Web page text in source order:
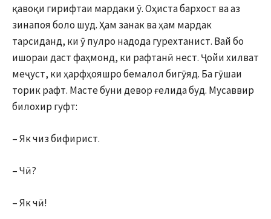
қавоқи гирифтаи мардаки ӯ. Оҳиста бархост ва аз
зинапоя боло шуд. Ҳам занак ва ҳам мардак
тарсиданд, ки ӯ пулро надода гурехтанист. Вай бо
ишораи даст фаҳмонд, ки рафтанӣ нест. Ҷойи хилват
меҷуст, ки ҳарфҳояшро бемалол бигӯяд. Ба гӯшаи
торик рафт. Масте буни девор ғелида буд. Мусаввир
билохир гуфт:
– Як чиз бифирист.
– Чӣ?
– Як чӣ!